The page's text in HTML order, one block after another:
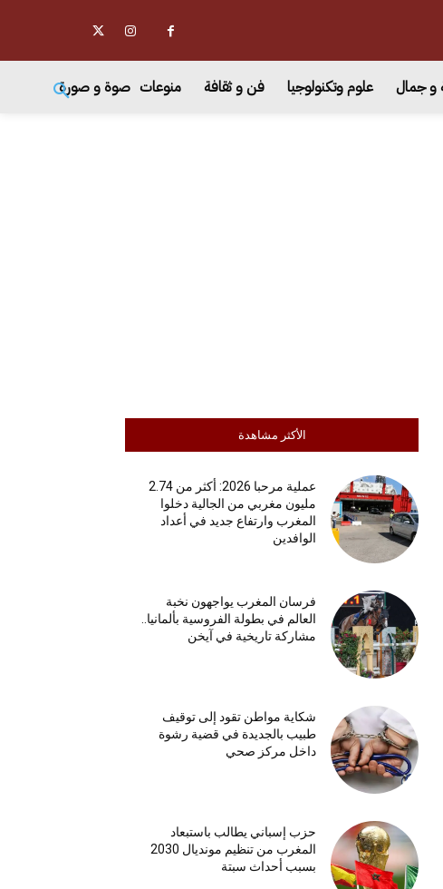
جمال علوم وتكنولوجيا فن و ثقافة منوعات صوة و صورة
الأكثر مشاهدة
عملية مرحبا 2026: أكثر من 2.74
مليون مغربي من الجالية دخلوا
المغرب وارتفاع جديد في أعداد
الوافدين
فرسان المغرب يواجهون نخبة
العالم في بطولة الفروسية بألمانيا..
مشاركة تاريخية في آيخن
شكاية مواطن تقود إلى توقيف
طبيب بالجديدة في قضية رشوة
داخل مركز صحي
حزب إسباني يطالب باستبعاد
المغرب من تنظيم مونديال 2030
بسبب أحداث سبتة